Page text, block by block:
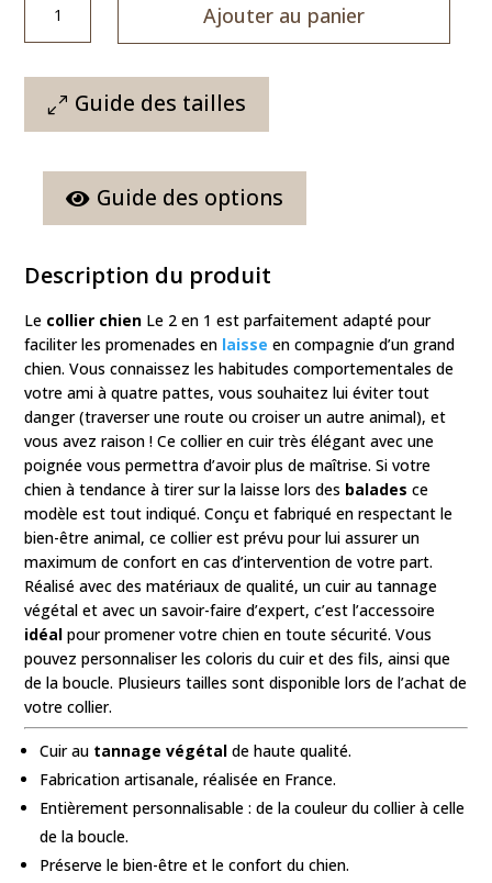
Collier
chien
Ajouter au panier
Guide des tailles
Guide des options
Description du produit
Le collier chien Le 2 en 1 est parfaitement adapté pour
faciliter les promenades en laisse en compagnie d’un grand
chien. Vous connaissez les habitudes comportementales de
votre ami à quatre pattes, vous souhaitez lui éviter tout
danger (traverser une route ou croiser un autre animal), et
vous avez raison ! Ce collier en cuir très élégant avec une
poignée vous permettra d’avoir plus de maîtrise. Si votre
chien à tendance à tirer sur la laisse lors des balades ce
modèle est tout indiqué. Conçu et fabriqué en respectant le
bien-être animal, ce collier est prévu pour lui assurer un
maximum de confort en cas d’intervention de votre part.
Réalisé avec des matériaux de qualité, un cuir au tannage
végétal et avec un savoir-faire d’expert, c’est l’accessoire
idéal pour promener votre chien en toute sécurité. Vous
pouvez personnaliser les coloris du cuir et des fils, ainsi que
de la boucle. Plusieurs tailles sont disponible lors de l’achat de
votre collier.
Cuir au tannage végétal de haute qualité.
Fabrication artisanale, réalisée en France.
Entièrement personnalisable : de la couleur du collier à celle
de la boucle.
Préserve le bien-être et le confort du chien.